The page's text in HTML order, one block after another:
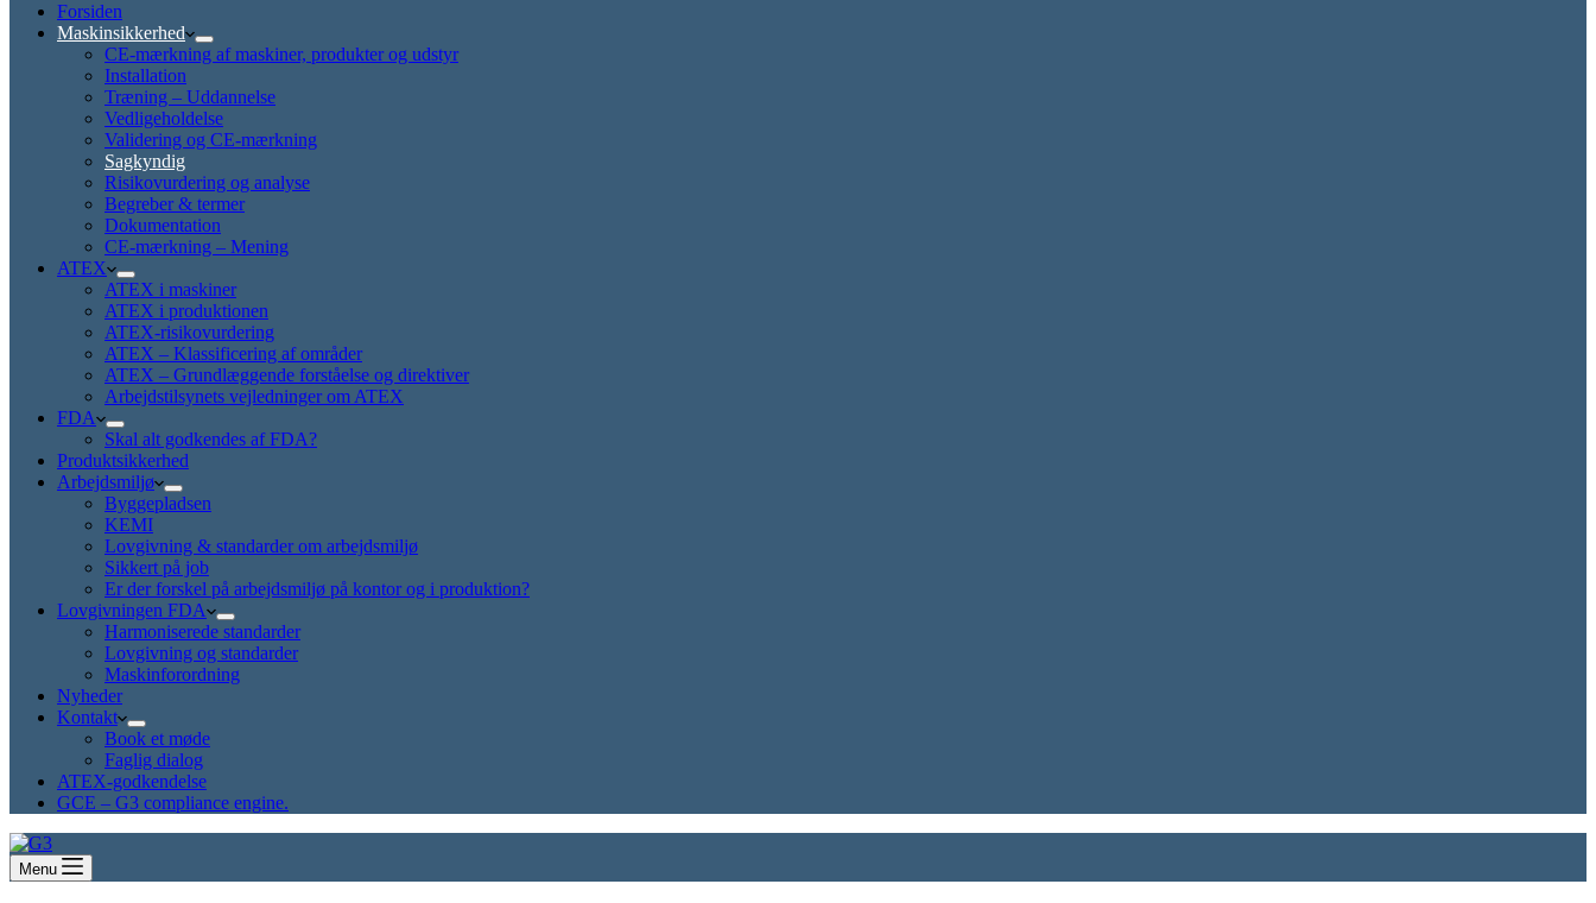
Forsiden
Maskinsikkerhed
CE-mærkning af maskiner, produkter og udstyr
Installation
Træning – Uddannelse
Vedligeholdelse
Validering og CE-mærkning
Sagkyndig
Risikovurdering og analyse
Begreber & termer
Dokumentation
CE-mærkning – Mening
ATEX
ATEX i maskiner
ATEX i produktionen
ATEX-risikovurdering
ATEX – Klassificering af områder
ATEX – Grundlæggende forståelse og direktiver
Arbejdstilsynets vejledninger om ATEX
FDA
Skal alt godkendes af FDA?
Produktsikkerhed
Arbejdsmiljø
Byggepladsen
KEMI
Lovgivning & standarder om arbejdsmiljø
Sikkert på job
Er der forskel på arbejdsmiljø på kontor og i produktion?
Lovgivningen FDA
Harmoniserede standarder
Lovgivning og standarder
Maskinforordning
Nyheder
Kontakt
Book et møde
Faglig dialog
ATEX-godkendelse
GCE – G3 compliance engine.
Menu